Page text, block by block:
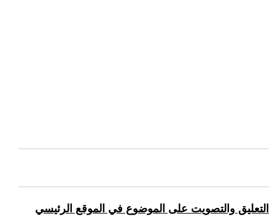
التعليق والتصويت على الموضوع في الموقع الرئيسي